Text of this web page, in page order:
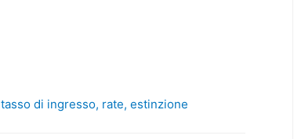
di ingresso, rate, estinzione